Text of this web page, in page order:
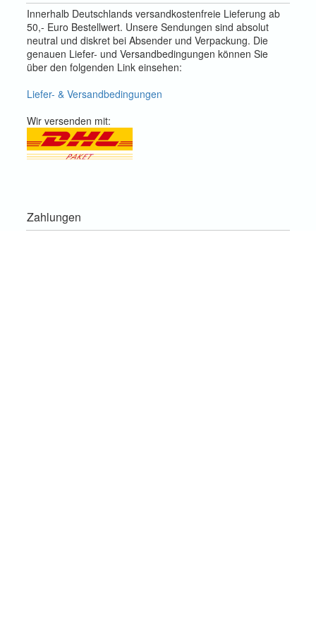
Innerhalb Deutschlands versandkostenfreie Lieferung ab
50,- Euro Bestellwert. Unsere Sendungen sind absolut
neutral und diskret bei Absender und Verpackung. Die
genauen Liefer- und Versandbedingungen können Sie
über den folgenden Link einsehen:
Liefer- & Versandbedingungen
Wir versenden mit:
Zahlungen